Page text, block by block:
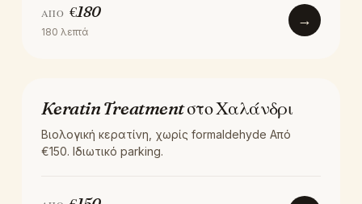
ΑΠΌ €180
180 λεπτά
→
ΘΕΡΑΠΕΊΑ
Keratin Treatment στο Χαλάνδρι
Βιολογική κερατίνη, χωρίς formaldehyde Από
€150. Ιδιωτικό parking.